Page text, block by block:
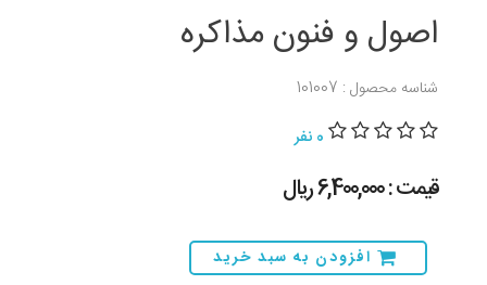
اصول و فنون مذاکره
شناسه محصول : 101007
0 نفر
قیمت : 6,400,000 ريال
افزودن به سبد خرید